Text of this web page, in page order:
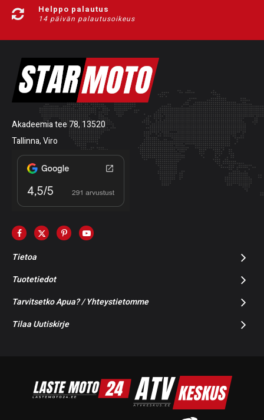
Helppo palautus
14 päivän palautusoikeus
Akadeemia tee 78, 13520
Tallinna, Viro
Tietoa
Tuotetiedot
Tarvitsetko Apua? / Yhteystietomme
Tilaa Uutiskirje